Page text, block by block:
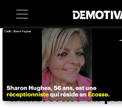
Societe Insolite Art-
Grâce à cette
enfant peut
transformé en